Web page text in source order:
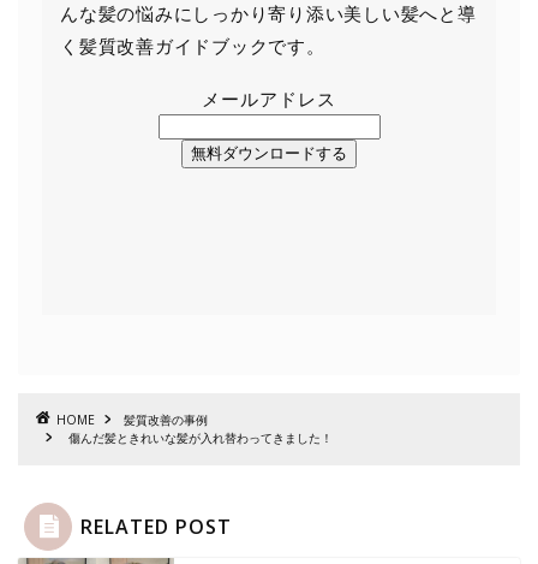
んな髪の悩みにしっかり寄り添い美しい髪へと導
く髪質改善ガイドブックです。
メールアドレス
無料ダウンロードする
HOME
髪質改善の事例
傷んだ髪ときれいな髪が入れ替わってきました！
RELATED POST